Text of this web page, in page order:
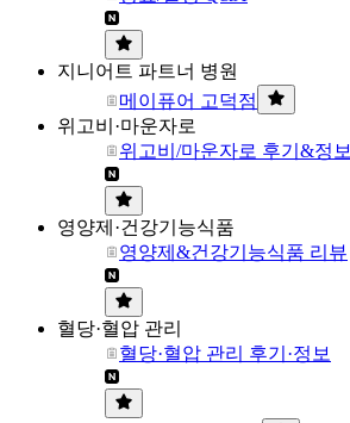
지니어트 파트너 병원
메이퓨어 고덕점
위고비·마운자로
위고비/마운자로 후기&정보
영양제·건강기능식품
영양제&건강기능식품 리뷰
혈당·혈압 관리
혈당·혈압 관리 후기·정보